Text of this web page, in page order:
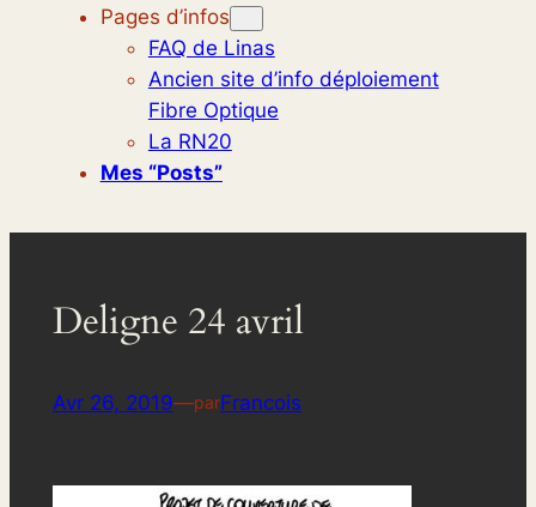
Pages d’infos
FAQ de Linas
Ancien site d’info déploiement
Fibre Optique
La RN20
Mes “posts”
Deligne 24 avril
Avr 26, 2019—parFrancois